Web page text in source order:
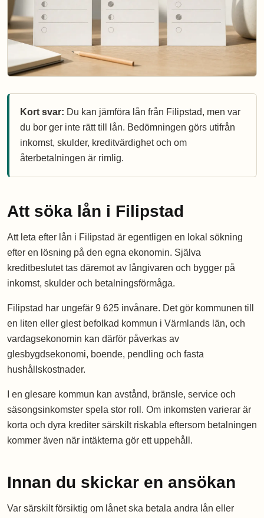
Kort svar: Du kan jämföra lån från Filipstad, men var
du bor ger inte rätt till lån. Bedömningen görs utifrån
inkomst, skulder, kreditvärdighet och om
återbetalningen är rimlig.
Att söka lån i Filipstad
Att leta efter lån i Filipstad är egentligen en lokal sökning
efter en lösning på den egna ekonomin. Själva
kreditbeslutet tas däremot av långivaren och bygger på
inkomst, skulder och betalningsförmåga.
Filipstad har ungefär 9 625 invånare. Det gör kommunen till
en liten eller glest befolkad kommun i Värmlands län, och
vardagsekonomin kan därför påverkas av
glesbygdsekonomi, boende, pendling och fasta
hushållskostnader.
I en glesare kommun kan avstånd, bränsle, service och
säsongsinkomster spela stor roll. Om inkomsten varierar är
korta och dyra krediter särskilt riskabla eftersom betalningen
kommer även när intäkterna gör ett uppehåll.
Innan du skickar en ansökan
Var särskilt försiktig om lånet ska betala andra lån eller